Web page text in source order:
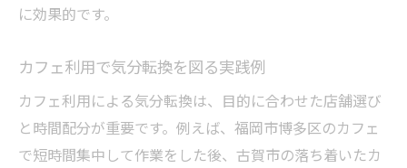
に効果的です。
カフェ利用で気分転換を図る実践例
カフェ利用による気分転換は、目的に合わせた店舗選び
と時間配分が重要です。例えば、福岡市博多区のカフェ
で短時間集中して作業をした後、古賀市の落ち着いたカ